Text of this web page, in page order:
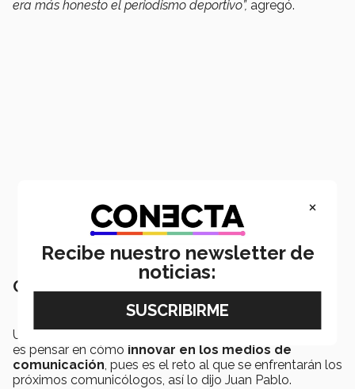
era más honesto el periodismo deportivo”, agregó.
Consejo a los próximos comunicólogos
Una de las maneras de aprovechar la etapa estudiantil
es pensar en cómo innovar en los medios de
comunicación, pues es el reto al que se enfrentarán los
próximos comunicólogos, así lo dijo Juan Pablo.
×
Recibe nuestro newsletter de
noticias: